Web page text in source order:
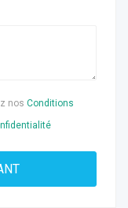
nos Conditions